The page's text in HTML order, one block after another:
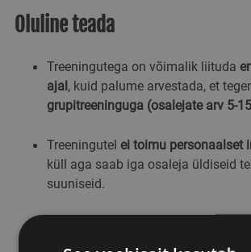
Oluline teada
Treeningutega on võimalik liituda
ajal, kuid palume arvestada, et
grupitreeninguga (osalejate arv 5-
Treeningutel ei toimu personaalset
küll aga saab iga osaleja üldiseid
suuniseid.
(vaba või klassika), kuid treeningu